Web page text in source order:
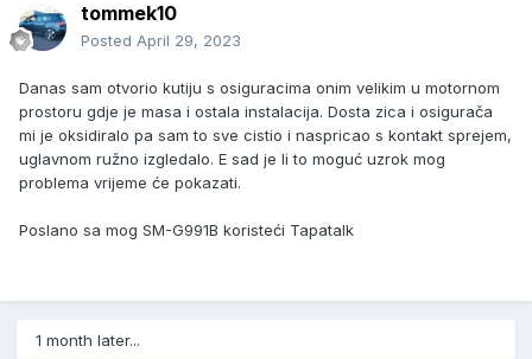
tommek10
Posted April 29, 2023
Danas sam otvorio kutiju s osiguracima onim velikim u motornom
prostoru gdje je masa i ostala instalacija. Dosta zica i osigurača
mi je oksidiralo pa sam to sve cistio i naspricao s kontakt sprejem,
uglavnom ružno izgledalo. E sad je li to moguć uzrok mog
problema vrijeme će pokazati.
Poslano sa mog SM-G991B koristeći Tapatalk
1 month later...